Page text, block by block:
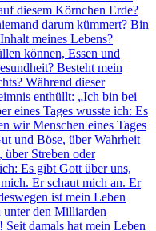
diesem Körnchen Erde?
darum kümmert? Bin
meines Lebens?
können, Essen und
Besteht mein
Während dieser
enthüllt: „Ich bin bei
eines Tages wusste ich: Es
wir Menschen eines Tages
und Böse, über Wahrheit
über Streben oder
Es gibt Gott über uns,
Er schaut mich an. Er
ist mein Leben
unter den Milliarden
damals hat mein Leben